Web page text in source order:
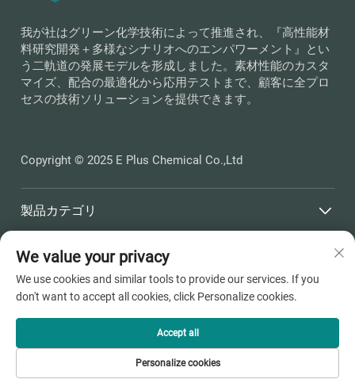
我が社はグリーン化学技術によって推進され、『高性能材
料研究開発＋多様なシナリオへのエンパワーメント』とい
う二軌道の発展モデルを形成しました。素材性能のカスタ
マイズ、配合の最適化から応用テストまで、顧客に全プロ
セスの技術ソリューションを提供できます。
Copyright © 2025 E Plus Chemical Co.,Ltd
製品カテゴリ
クイックリンク
お問い合わせ先
Office add : 浙江省嘉兴市平湖市独山港鎮海辰路398番地
メールアドレス：[email protected]
+86-13736810910
We value your privacy
We use cookies and similar tools to provide our services. If you
don't want to accept all cookies, click Personalize cookies.
Personalize cookies
Accept all